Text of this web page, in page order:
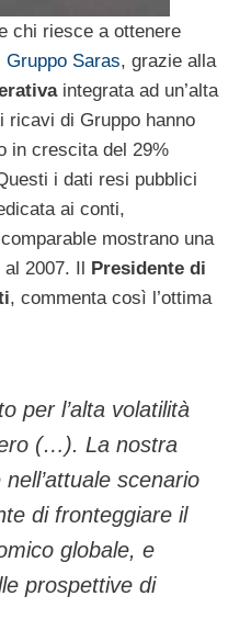
chi riesce a ottenere
Gruppo Saras, grazie alla
integrata ad un’alta
ricavi di Gruppo hanno
in crescita del 29%
i dati resi pubblici
ai conti,
mostrano una
2007. Il Presidente di
, commenta così l’ottima
per l’alta volatilità
(…). La nostra
scenario
di fronteggiare il
globale, e
prospettive di